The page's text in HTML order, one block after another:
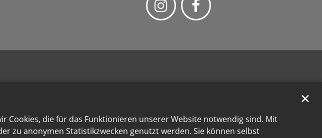
Cookies, die für das Funktionieren unserer Website notwendig sind. Mit
zu anonymen Statistikzwecken genutzt werden. Sie können selbst
✕